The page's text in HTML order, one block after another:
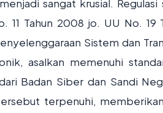
sangat krusial.
11 Tahun 2008 jo. UU No. 19
Sistem dan
asalkan memenuhi
Badan Siber dan Sandi
terpenuhi,